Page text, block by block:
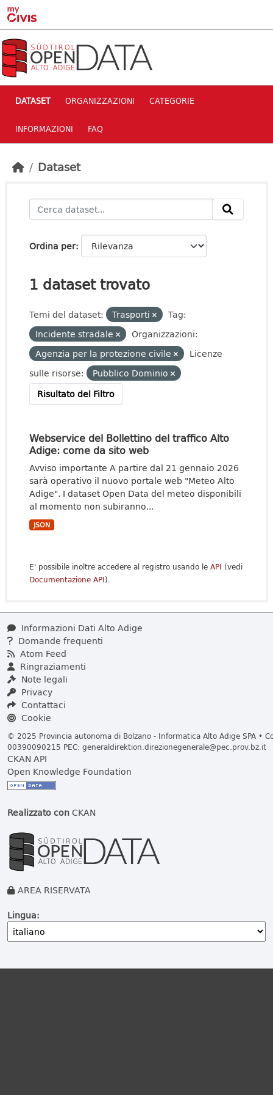
Skip to main content
DATASET ORGANIZZAZIONI CATEGORIE
INFORMAZIONI FAQ
Dataset
Ordina per
1 dataset trovato
Temi del dataset: Trasporti
Tag:
Incidente stradale
Organizzazioni:
Agenzia per la protezione civile
Licenze
sulle risorse:
Pubblico Dominio
Risultato del Filtro
Webservice del Bollettino del traffico Alto
Adige: come da sito web
Avviso importante A partire dal 21 gennaio 2026
sarà operativo il nuovo portale web "Meteo Alto
Adige". I dataset Open Data del meteo disponibili
al momento non subiranno...
JSON
E' possibile inoltre accedere al registro usando le API (vedi
Documentazione API).
Informazioni Dati Alto Adige
Domande frequenti
Atom Feed
Ringraziamenti
Note legali
Privacy
Contattaci
Cookie
© 2025 Provincia autonoma di Bolzano - Informatica Alto Adige SPA •
00390090215 PEC: generaldirektion.direzionegenerale@pec.prov.bz.it
CKAN API
Open Knowledge Foundation
Realizzato conCKAN
AREA RISERVATA
Lingua